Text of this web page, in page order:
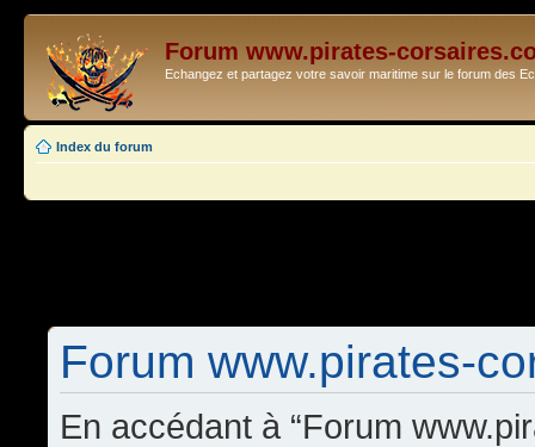
Forum www.pirates-
Echangez et partagez votre savoir maritime sur le forum des
Index du forum
Forum www.pirates-
En accédant à “Forum